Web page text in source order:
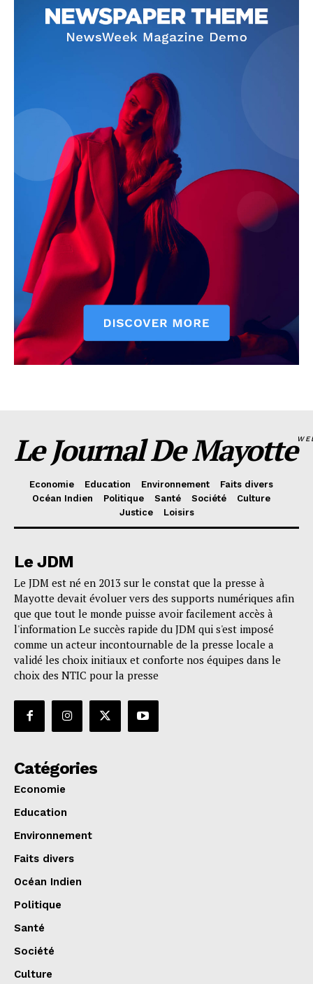
Le Journal De Mayotte
Economie Education Environnement
Faits divers
Océan Indien
Politique Santé Société
Culture
Justice
Loisirs
Le JDM
Le JDM est né en 2013 sur le constat que la presse à
Mayotte devait évoluer vers des supports numériques afin
que que tout le monde puisse avoir facilement accès à
l'information Le succès rapide du JDM qui s'est imposé
comme un acteur incontournable de la presse locale a
validé les choix initiaux et conforte nos équipes dans le
choix des NTIC pour la presse
Catégories
Economie
Education
Environnement
Faits divers
Océan Indien
Politique
Santé
Société
Culture